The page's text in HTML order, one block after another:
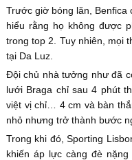
Trước giờ bóng lăn, Benfica
hiểu rằng họ không được
trong top 2. Tuy nhiên, mọi
tại Da Luz.
Đội chủ nhà tưởng như đã
lưới Braga chỉ sau 4 phút
việt vị chỉ… 4 cm và bàn
nhỏ nhưng trở thành bước
Trong khi đó, Sporting
khiến áp lực càng đè